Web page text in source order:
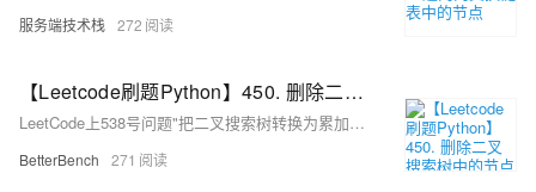
服务端技术栈 272
【Leetcode刷题Python】450. 删除二叉搜索树中的节点
LeetCode上538号问题"把二叉搜索树转换为累加树"的Python实现，使用反向中序遍历并记录节点值之和来更新每个节点的新值。
BetterBench 271